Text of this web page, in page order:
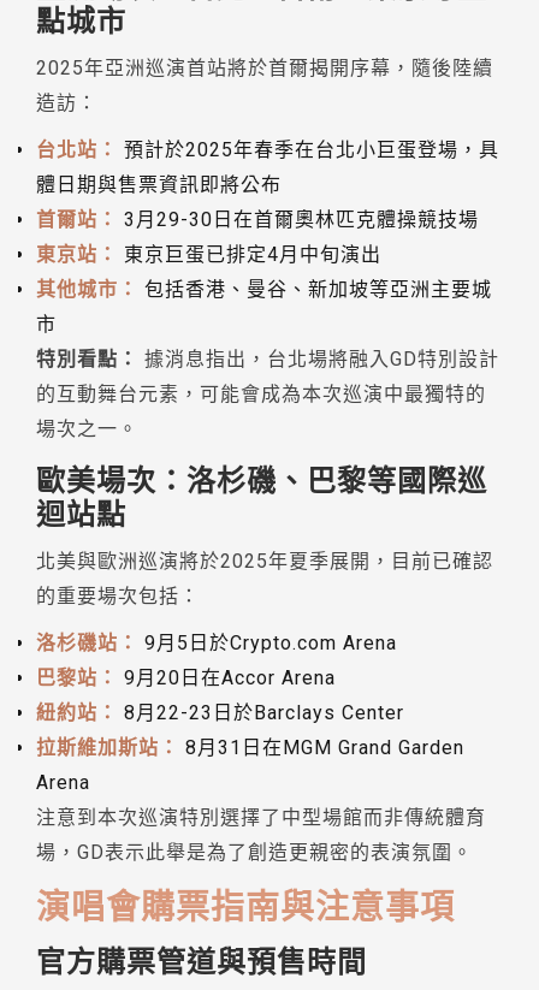
點城市
2025年亞洲巡演首站將於首爾揭開序幕，隨後陸續
造訪：
台北站：
預計於2025年春季在台北小巨蛋登場，具
體日期與售票資訊即將公布
首爾站：
3月29-30日在首爾奧林匹克體操競技場
東京站：
東京巨蛋已排定4月中旬演出
其他城市：
包括香港、曼谷、新加坡等亞洲主要城
市
特別看點：
據消息指出，台北場將融入GD特別設計
的互動舞台元素，可能會成為本次巡演中最獨特的
場次之一。
歐美場次：洛杉磯、巴黎等國際巡
迴站點
北美與歐洲巡演將於2025年夏季展開，目前已確認
的重要場次包括：
洛杉磯站：
9月5日於Crypto.com Arena
巴黎站：
9月20日在Accor Arena
紐約站：
8月22-23日於Barclays Center
拉斯維加斯站：
8月31日在MGM Grand Garden
Arena
注意到本次巡演特別選擇了中型場館而非傳統體育
場，GD表示此舉是為了創造更親密的表演氛圍。
演唱會購票指南與注意事項
官方購票管道與預售時間